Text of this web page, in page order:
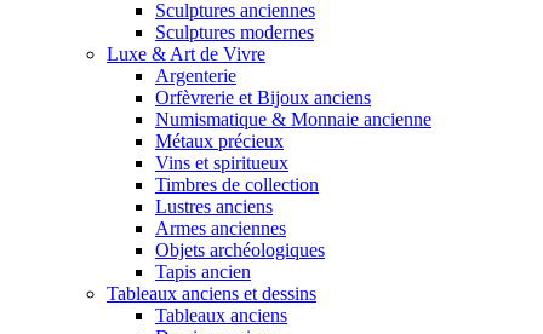
Sculptures anciennes
Sculptures modernes
Luxe & Art de Vivre
Argenterie
Orfèvrerie et Bijoux anciens
Numismatique & Monnaie ancienne
Métaux précieux
Vins et spiritueux
Timbres de collection
Lustres anciens
Armes anciennes
Objets archéologiques
Tapis ancien
Tableaux anciens et dessins
Tableaux anciens